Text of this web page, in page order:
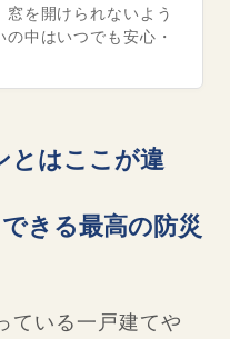
を開けられないよう
中はいつでも安心・
はここが違
きる最高の防災
ている一戸建てや